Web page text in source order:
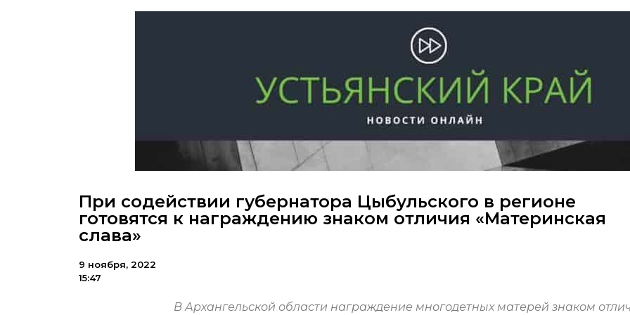
При содействии губернатора Цыбульского в регионе
готовятся к награждению знаком отличия «Материнская
слава»
9 ноября, 2022
15:47
В Архангельской области награждение многодетных матерей знаком